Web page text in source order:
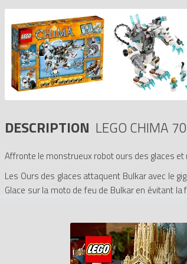
DESCRIPTION LEGO CHIMA
Affronte le monstrueux robot ours des glaces et
Les Ours des glaces attaquent Bulkar avec le
Glace sur la moto de feu de Bulkar en évitant
Glaces depuis les airs avec Razar et son
- Le robot ours des glaces d'Icebite
missiles sur le bras gauche, un torse rotatif